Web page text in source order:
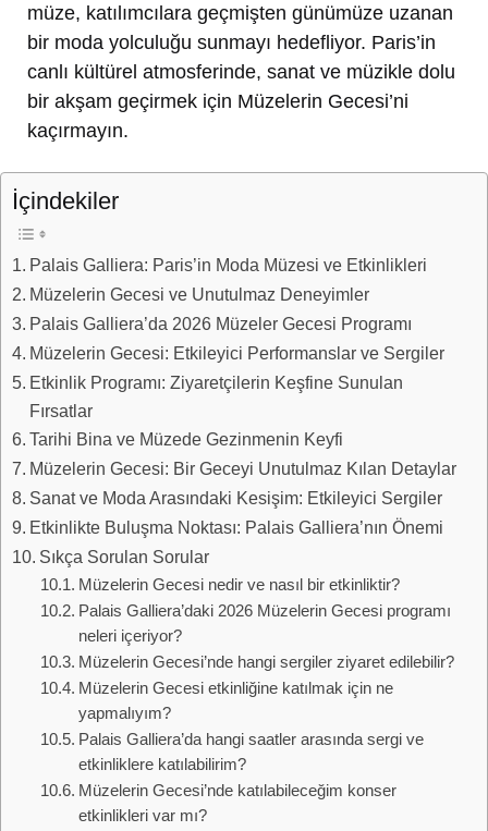
müze, katılımcılara geçmişten günümüze uzanan
bir moda yolculuğu sunmayı hedefliyor. Paris’in
canlı kültürel atmosferinde, sanat ve müzikle dolu
bir akşam geçirmek için Müzelerin Gecesi’ni
kaçırmayın.
İçindekiler
Palais Galliera: Paris’in Moda Müzesi ve Etkinlikleri
Müzelerin Gecesi ve Unutulmaz Deneyimler
Palais Galliera’da 2026 Müzeler Gecesi Programı
Müzelerin Gecesi: Etkileyici Performanslar ve Sergiler
Etkinlik Programı: Ziyaretçilerin Keşfine Sunulan
Fırsatlar
Tarihi Bina ve Müzede Gezinmenin Keyfi
Müzelerin Gecesi: Bir Geceyi Unutulmaz Kılan Detaylar
Sanat ve Moda Arasındaki Kesişim: Etkileyici Sergiler
Etkinlikte Buluşma Noktası: Palais Galliera’nın Önemi
Sıkça Sorulan Sorular
Müzelerin Gecesi nedir ve nasıl bir etkinliktir?
Palais Galliera’daki 2026 Müzelerin Gecesi programı
neleri içeriyor?
Müzelerin Gecesi’nde hangi sergiler ziyaret edilebilir?
Müzelerin Gecesi etkinliğine katılmak için ne
yapmalıyım?
Palais Galliera’da hangi saatler arasında sergi ve
etkinliklere katılabilirim?
Müzelerin Gecesi’nde katılabileceğim konser
etkinlikleri var mı?